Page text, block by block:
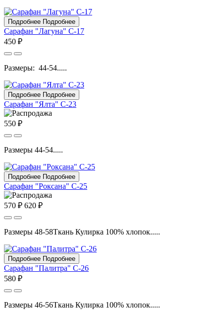
Подробнее Подробнее
Сарафан "Лагуна" С-17
450 ₽
Размеры: 44-54.....
Подробнее Подробнее
Сарафан "Ялта" С-23
550 ₽
Размеры 44-54.....
Подробнее Подробнее
Сарафан "Роксана" С-25
570 ₽ 620 ₽
Размеры 48-58Ткань Кулирка 100% хлопок.....
Подробнее Подробнее
Сарафан "Палитра" С-26
580 ₽
Размеры 46-56Ткань Кулирка 100% хлопок.....